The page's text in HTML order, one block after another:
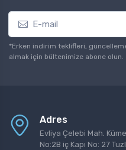
*Erken indirim teklifleri,
almak için bültenimize abone olun.
Adres
Evliya Çelebi Mah.
No:2B iç Kapı No: 27